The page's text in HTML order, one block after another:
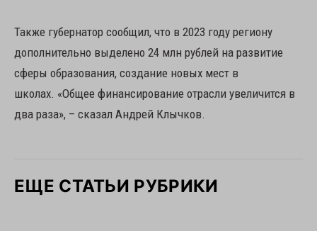
Также губернатор сообщил, что в 2023 году региону
дополнительно выделено 24 млн рублей на развитие
сферы образования, создание новых мест в
школах. «Общее финансирование отрасли увеличится в
два раза», – сказал Андрей Клычков.
ЕЩЕ СТАТЬИ РУБРИКИ